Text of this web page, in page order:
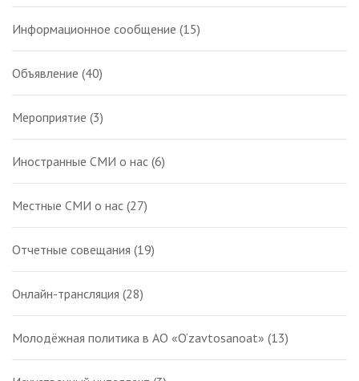
Информационное сообщение (15)
Объявление (40)
Мероприятие (3)
Иностранные СМИ о нас (6)
Местные СМИ о нас (27)
Отчетные совещания (19)
Онлайн-трансляция (28)
Молодёжная политика в АО «O‘zavtosanoat» (13)